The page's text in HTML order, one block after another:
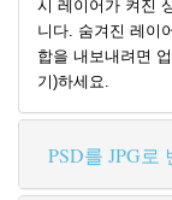
시 레이어가 켜진
니다. 숨겨진 레이
합을 내보내려면
기)하세요.
PSD를 JPG로